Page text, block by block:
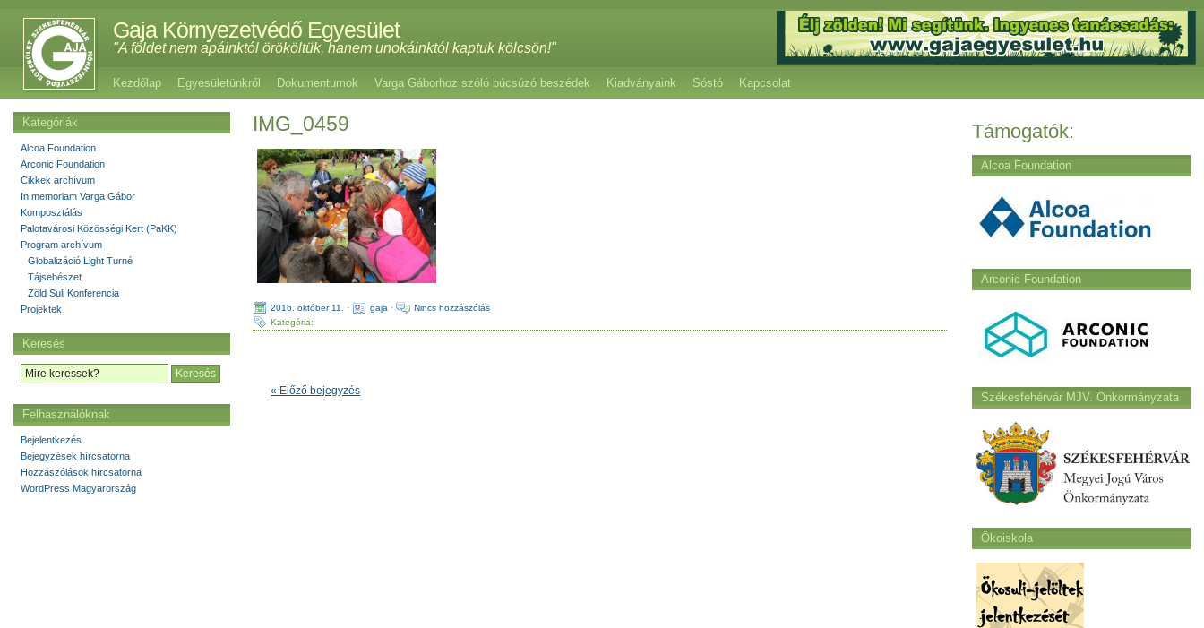
Gaja Környezetvédő Egyesület
"A földet nem apáinktól örököltük, hanem unokáinktól kaptuk kölcsön!"
Kezdőlap Egyesületünkről Dokumentumok Varga Gáborhoz szóló búcsúzó beszédek Kiadványaink Sóstó Kapcsolat
IMG_0459
2016. október 11. · gaja ·
Nincs hozzászólás
Kategória:
« Előző bejegyzés
Támogatók:
Alcoa Foundation
Arconic Foundation
Székesfehérvár MJV. Önkormányzata
Ökoiskola
Kategóriák
Alcoa Foundation
Arconic Foundation
Cikkek archívum
In memoriam Varga Gábor
Komposztálás
Palotavárosi Közösségi Kert (PaKK)
Program archívum
Globalizáció Light Turné
Tájsebészet
Zöld Suli Konferencia
Projektek
Keresés
Felhasználóknak
Bejelentkezés
Bejegyzések hírcsatorna
Hozzászólások hírcsatorna
WordPress Magyarország